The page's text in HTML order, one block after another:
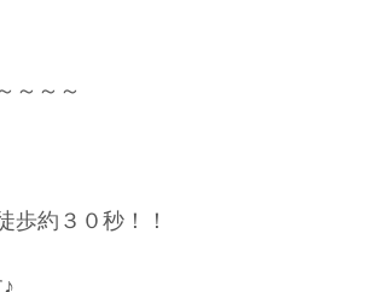
～～～
歩約３０秒！！